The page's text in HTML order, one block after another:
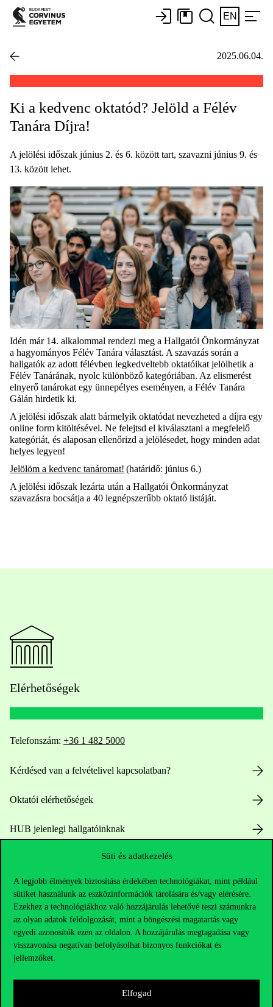
Süti és adatkezelés
A legjobb élmények biztosítása érdekében technológiákat, mint például
sütiket használunk az eszközinformációk tárolására és/vagy elérésére.
Ezekhez a technológiákhoz való hozzájárulás lehetővé teszi számunkra
az olyan adatok feldolgozását, mint a böngészési magatartás vagy
egyedi azonosítók ezen az oldalon. A hozzájárulás megtagadása vagy
visszavonása negatívan befolyásolhat bizonyos funkciókat és
jellemzőket.
Elfogad
EN
2025.06.04.
Ki a kedvenc oktatód? Jelöld a Félév
Tanára Díjra!
A jelölési időszak június 2. és 6. között tart, szavazni június 9. és
13. között lehet.
Idén már 14. alkalommal rendezi meg a Hallgatói Önkormányzat
a hagyományos Félév Tanára választást. A szavazás során a
hallgatók az adott félévben legkedveltebb oktatóikat jelölhetik a
Félév Tanárának, nyolc különböző kategóriában. Az elismerést
elnyerő tanárokat egy ünnepélyes eseményen, a Félév Tanára
Gálán hirdetik ki.
A jelölési időszak alatt bármelyik oktatódat nevezheted a díjra egy
online form kitöltésével. Ne felejtsd el kiválasztani a megfelelő
kategóriát, és alaposan ellenőrizd a jelölésedet, hogy minden adat
helyes legyen!
Jelölöm a kedvenc tanáromat! (határidő: június 6.)
A jelölési időszak lezárta után a Hallgatói Önkormányzat
szavazásra bocsátja a 40 legnépszerűbb oktató listáját.
Elérhetőségek
Telefonszám: +36 1 482 5000
Kérdésed van a felvételivel kapcsolatban?
Oktatói elérhetőségek
HUB jelenlegi hallgatóinknak
press@uni-corvinus.hu
Hasznos linkek